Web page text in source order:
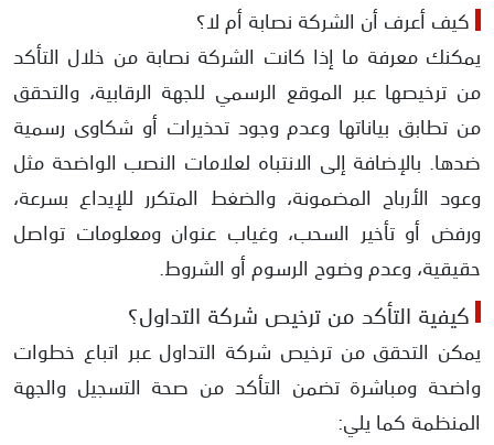
كيف أعرف أن الشركة نصابة أم لا؟
يمكنك معرفة ما إذا كانت الشركة نصابة من خلال التأكد
من ترخيصها عبر الموقع الرسمي للجهة الرقابية، والتحقق
من تطابق بياناتها وعدم وجود تحذيرات أو شكاوى رسمية
ضدها. بالإضافة إلى الانتباه لعلامات النصب الواضحة مثل
وعود الأرباح المضمونة، والضغط المتكرر للإيداع بسرعة،
ورفض أو تأخير السحب، وغياب عنوان ومعلومات تواصل
حقيقية، وعدم وضوح الرسوم أو الشروط.
كيفية التأكد من ترخيص شركة التداول؟
يمكن التحقق من ترخيص شركة التداول عبر اتباع خطوات
واضحة ومباشرة تضمن التأكد من صحة التسجيل والجهة
المنظمة كما يلي: